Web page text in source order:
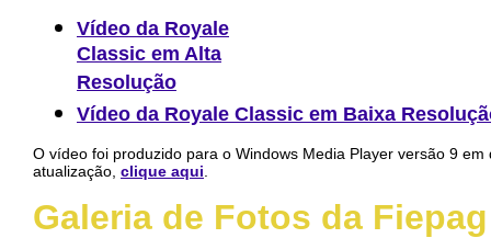
Vídeo da Royale
Classic em Alta
Resolução
Vídeo da Royale Classic em Baixa
O vídeo foi produzido para o Windows Media Player versão 9
atualização, clique aqui
Galeria de Fotos da Fiepag